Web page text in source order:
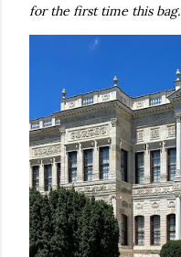
for the first time this bag.